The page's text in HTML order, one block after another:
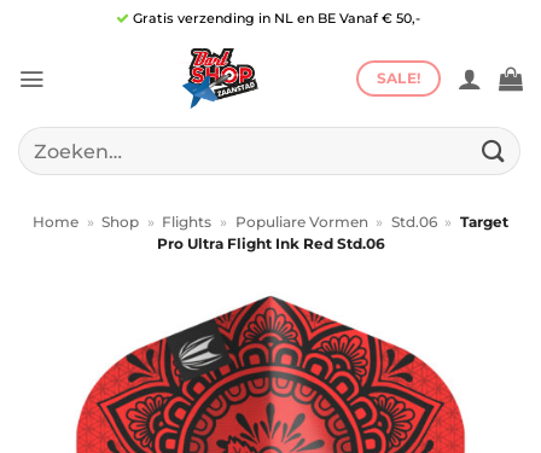
inhoud
Gratis verzending in NL en BE Vanaf € 50,-
SALE!
Zoeken
naar:
Home » Shop » Flights » Populiare Vormen » Std.06 » Target
Pro Ultra Flight Ink Red Std.06